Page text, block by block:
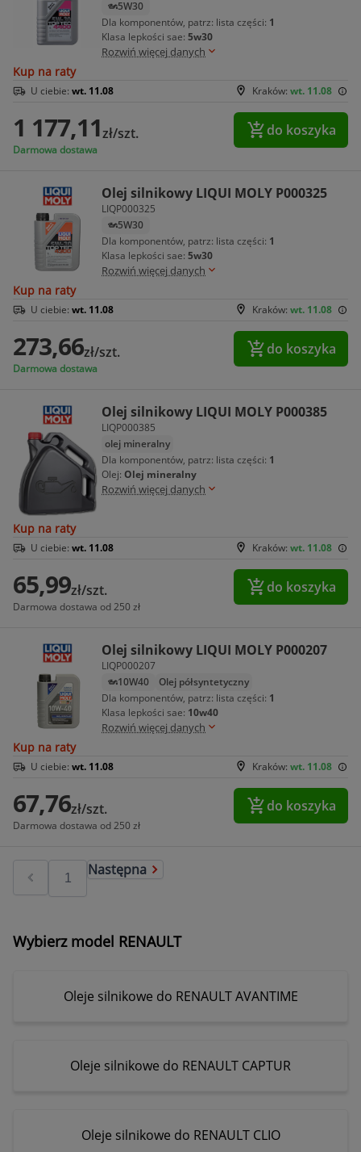
5W30
Dla komponentów, patrz: lista części: 1
Klasa lepkości sae: 5w30
Rozwiń więcej danych
Kup na raty
Kraków: wt. 11.08
U ciebie: wt. 11.08
1 177,11zł/szt.
Darmowa dostawa
do koszyka
Olej silnikowy LIQUI MOLY P000325
LIQP000325
5W30
Dla komponentów, patrz: lista części: 1
Klasa lepkości sae: 5w30
Rozwiń więcej danych
Kup na raty
Kraków: wt. 11.08
U ciebie: wt. 11.08
273,66zł/szt.
Darmowa dostawa
do koszyka
Olej silnikowy LIQUI MOLY P000385
LIQP000385
olej mineralny
Dla komponentów, patrz: lista części: 1
Olej: Olej mineralny
Rozwiń więcej danych
Kup na raty
Kraków: wt. 11.08
U ciebie: wt. 11.08
65,99zł/szt.
Darmowa dostawa od 250 zł
do koszyka
Olej silnikowy LIQUI MOLY P000207
LIQP000207
10W40
Olej półsyntetyczny
Dla komponentów, patrz: lista części: 1
Klasa lepkości sae: 10w40
Rozwiń więcej danych
Kup na raty
Kraków: wt. 11.08
U ciebie: wt. 11.08
67,76zł/szt.
Darmowa dostawa od 250 zł
do koszyka
Następna
Wybierz model RENAULT
Oleje silnikowe do RENAULT AVANTIME
Oleje silnikowe do RENAULT CAPTUR
Oleje silnikowe do RENAULT CLIO